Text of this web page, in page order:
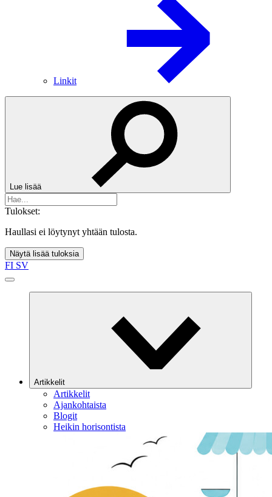
Linkit
Lue lisää
Tulokset:
Haullasi ei löytynyt yhtään tulosta.
Näytä lisää tuloksia
FI SV
Artikkelit
Artikkelit
Ajankohtaista
Blogit
Heikin horisontista